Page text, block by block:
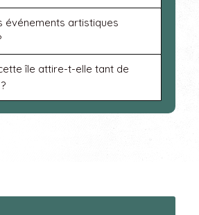
événements artistiques
île attire-t-elle tant de